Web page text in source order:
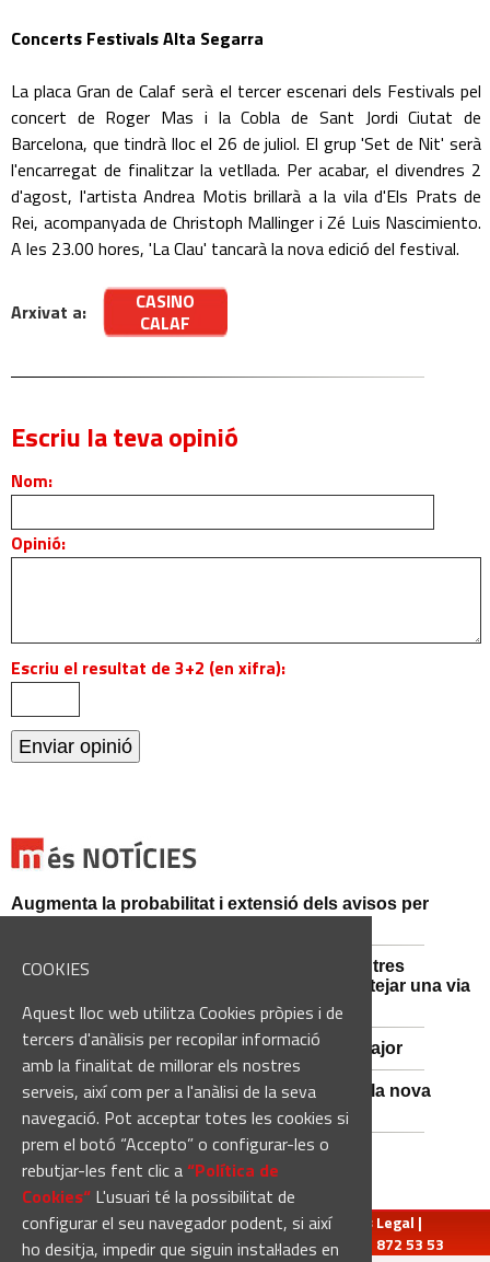
COOKIES
Aquest lloc web utilitza Cookies pròpies i de
tercers d'anàlisis per recopilar informació
amb la finalitat de millorar els nostres
serveis, així com per a l'anàlisi de la seva
navegació. Pot acceptar totes les cookies si
prem el botó “Accepto” o configurar-les o
rebutjar-les fent clic a“Política de
Cookies“ L'usuari té la possibilitat de
configurar el seu navegador podent, si així
ho desitja, impedir que siguin instal·lades en
Concerts Festivals Alta Segarra
La placa Gran de Calaf serà el tercer escenari dels Festivals pel
concert de Roger Mas i la Cobla de Sant Jordi Ciutat de
Barcelona, que tindrà lloc el 26 de juliol. El grup 'Set de Nit' serà
l'encarregat de finalitzar la vetllada. Per acabar, el divendres 2
d'agost, l'artista Andrea Motis brillarà a la vila d'Els Prats de
Rei, acompanyada de Christoph Mallinger i Zé Luis Nascimiento.
A les 23.00 hores, 'La Clau' tancarà la nova edició del festival.
Arxivat a:
CASINO
CALAF
Escriu la teva opinió
Nom:
Opinió:
Escriu el resultat de 3+2 (en xifra):
Augmenta la probabilitat i extensió dels avisos per
Mossos d'Esquadra i Guàrdia Civil detenen tres
persones i n'investiguen una altra per sabotejar una via
fèrria al Bages
Viladordis es prepara per una nova Festa Major
Sant Vicenç de Castellet inicia les obres de la nova
comissaria de la Policia Local
redaccio@manresadiari.cat|Qui som Avís Legal |
Pompeu Fabra, 7-13, 08240-Manresa | Tel.: 93 872 53 53